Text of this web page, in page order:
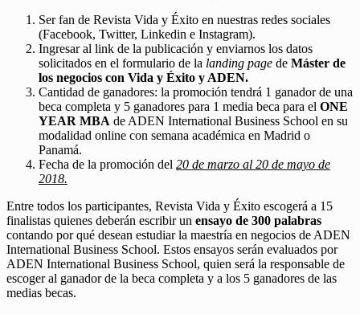
Ser fan de Revista Vida y Éxito en nuestras redes sociales
(Facebook, Twitter, Linkedin e Instagram).
Ingresar al link de la publicación y enviarnos los datos
solicitados en el formulario de la landing page de Máster de
los negocios con Vida y Éxito y ADEN.
Cantidad de ganadores: la promoción tendrá 1 ganador de una
beca completa y 5 ganadores para 1 media beca para el ONE
YEAR MBA de ADEN International Business School en su
modalidad online con semana académica en Madrid o
Panamá.
Fecha de la promoción del 20 de marzo al 20 de mayo de
2018.
Entre todos los participantes, Revista Vida y Éxito escogerá a 15
finalistas quienes deberán escribir un ensayo de 300 palabras
contando por qué desean estudiar la maestría en negocios de ADEN
International Business School. Estos ensayos serán evaluados por
ADEN International Business School, quien será la responsable de
escoger al ganador de la beca completa y a los 5 ganadores de las
medias becas.